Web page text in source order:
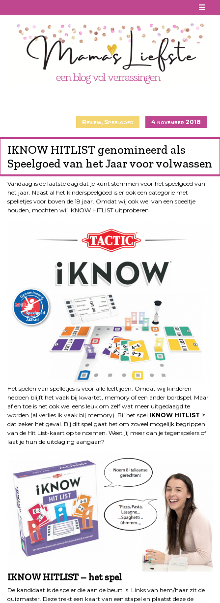
Review, Speelgoed 4 november 2018
IKNOW HITLIST genomineerd als
Speelgoed van het Jaar voor volwassen
Vandaag is de laatste dag dat je kunt stemmen voor het speelgoed van
het jaar. Naast al het kinderspeelgoed is er ook een categorie met
spelletjes voor boven de 18 jaar. Omdat wij ook wel van een speeltje
houden, mochten wij IKNOW HITLIST uitproberen
Het spelen van spelletjes is voor alle leeftijden. Omdat wij kinderen
hebben blijft het vaak bij kwartet, memory of een ander bordspel. Maar
af en toe is het ook wel eens leuk om zelf wat meer uitgedaagd te
worden (al verlies ik vaak bij memory). Bij het spel IKNOW HITLIST is
dat zeker het geval. Bij dit spel gaat het om zoveel mogelijk begrippen
van de Hit List-kaart op te noemen. Weet jij meer dan je tegenspelers of
laat je hun de uitdaging aangaan?
IKNOW HITLIST – het spel
De kandidaat is de speler die aan de beurt is. Links van hem/haar zit de
quizmaster. Deze trekt een kaart van een stapel en plaatst deze de